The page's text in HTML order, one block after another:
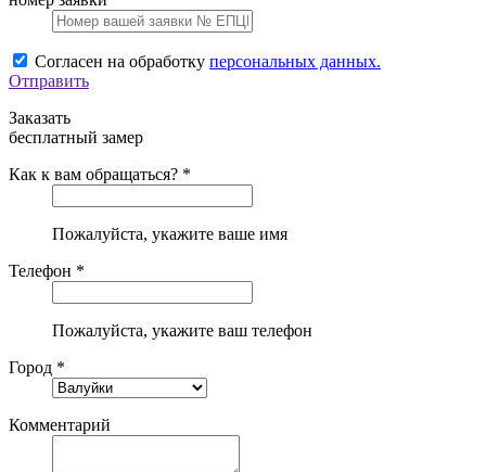
Согласен на обработку персональных данных.
Отправить
Заказать
бесплатный замер
Как к вам обращаться? *
Пожалуйста, укажите ваше имя
Телефон *
Пожалуйста, укажите ваш телефон
Город *
Комментарий